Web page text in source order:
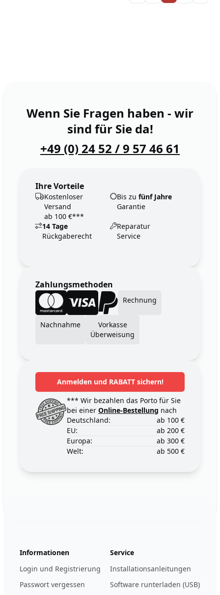
Wenn Sie Fragen haben - wir
sind für Sie da!
+49 (0) 24 52 / 9 57 46 61
Ihre Vorteile
Kostenloser
Versand
ab 100 €***
Bis zu fünf Jahre
Garantie
14 Tage
Rückgaberecht
Reparatur
Service
Zahlungsmethoden
Rechnung
Nachnahme
Vorkasse
Überweisung
Anmelden und RABATT sichern!
*** Wir bezahlen das Porto für Sie
bei einer Online-Bestellung nach
Deutschland:
ab 100 €
EU:
ab 200 €
Europa:
ab 300 €
Welt:
ab 500 €
Informationen
Login und Registrierung
Passwort vergessen
Service
Installationsanleitungen
Software runterladen (USB)